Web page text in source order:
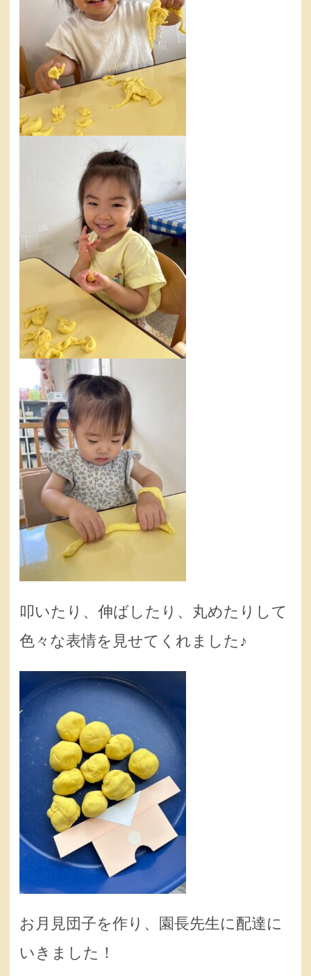
叩いたり、伸ばしたり、丸めたりして
色々な表情を見せてくれました♪
お月見団子を作り、園長先生に配達に
いきました！